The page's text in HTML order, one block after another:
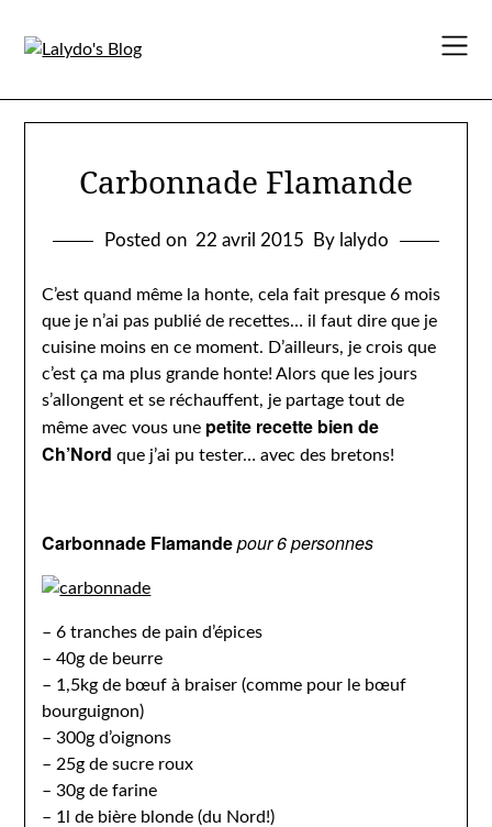
Carbonnade Flamande
Posted on 22 avril 2015 By lalydo
C’est quand même la honte, cela fait presque 6 mois
que je n’ai pas publié de recettes… il faut dire que je
cuisine moins en ce moment. D’ailleurs, je crois que
c’est ça ma plus grande honte! Alors que les jours
s’allongent et se réchauffent, je partage tout de
même avec vous une petite recette bien de
Ch’Nord que j’ai pu tester… avec des bretons!
Carbonnade Flamandepour 6 personnes
– 6 tranches de pain d’épices
– 40g de beurre
– 1,5kg de bœuf à braiser (comme pour le bœuf
bourguignon)
– 300g d’oignons
– 25g de sucre roux
– 30g de farine
– 1l de bière blonde (du Nord!)